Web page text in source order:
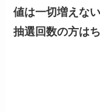
値は一切増えない
抽選回数の方は